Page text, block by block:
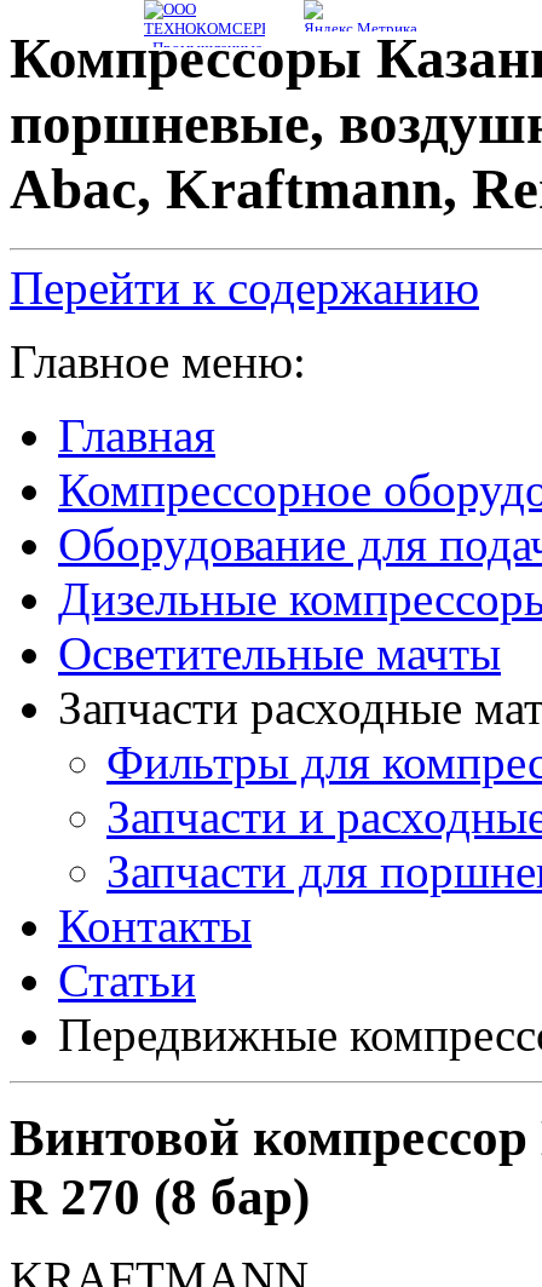
Компрессоры
поршневые,
Abac, Kraftmann,
Перейти к содержанию
Главное меню:
Главная
Компрессорное
Оборудование для
Дизельные
Осветительные мачты
Запчасти расходные
Фильтры для
Запчасти и
Запчасти для
Контакты
Статьи
Передвижные
Винтовой
R 270 (8 бар)